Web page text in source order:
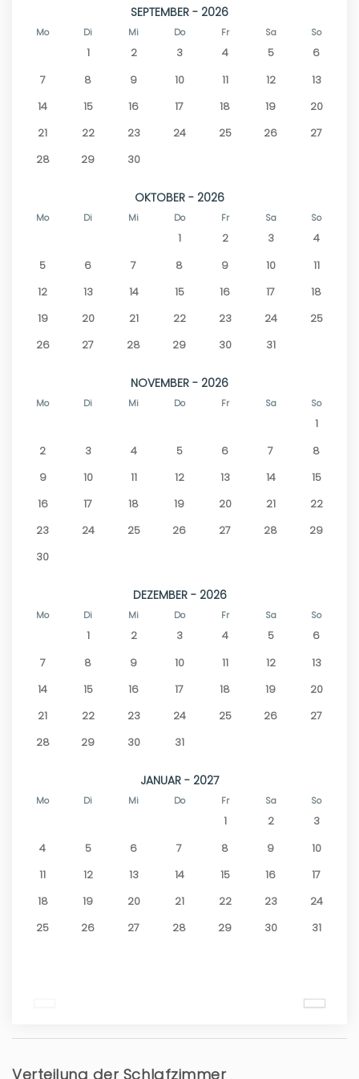
SEPTEMBER - 2026
Mo Di Mi Do Fr Sa So
1 2 3 4 5
6
7
8 9 10 11 12
13
14
15 16 17 18 19
20
21
22 23 24 25 26
27
28
29 30
OKTOBER - 2026
Mo Di Mi Do Fr Sa So
1 2 3
4
5
6 7 8 9 10
11
12
13 14 15 16 17
18
19
20 21 22 23 24
25
26
27 28 29 30 31
NOVEMBER - 2026
Mo Di Mi Do Fr Sa So
1
2
3 4 5 6 7
8
9
10 11 12 13 14
15
16
17 18 19 20 21
22
23
24 25 26 27 28
29
30
DEZEMBER - 2026
Mo Di Mi Do Fr Sa So
1 2 3 4 5
6
7
8 9 10 11 12
13
14
15 16 17 18 19
20
21
22 23 24 25 26
27
28
29 30 31
JANUAR - 2027
Mo Di Mi Do Fr Sa So
1 2
3
4
5 6 7 8 9
10
11
12 13 14 15 16
17
18
19 20 21 22 23
24
25
26 27 28 29 30 31
Verteilung der Schlafzimmer